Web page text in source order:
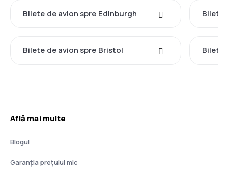
Bilete de avion spre Edinburgh Bilete
Bilete de avion spre Bristol Bilete
Află mai multe
Blogul
Garanția prețului mic